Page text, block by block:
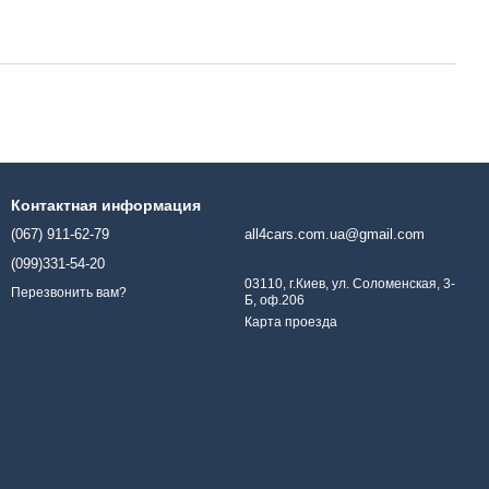
Контактная информация
(067) 911-62-79
(099)331-54-20
Перезвонить вам?
all4cars.com.ua@gmail.com
03110, г.Киев, ул. Соломенская, 3-
Б, оф.206
Карта проезда